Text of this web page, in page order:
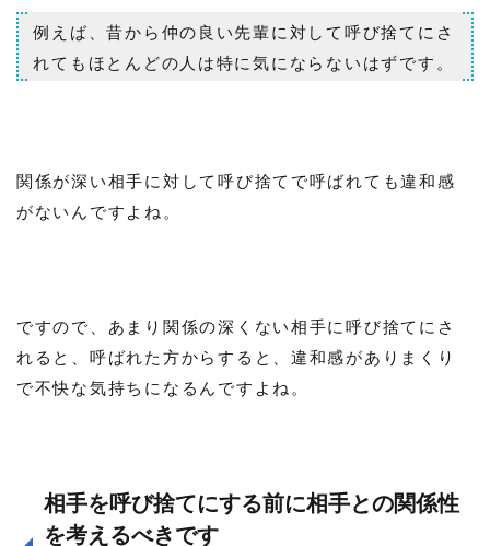
例えば、昔から仲の良い先輩に対して呼び捨てにさ
れてもほとんどの人は特に気にならないはずです。
関係が深い相手に対して呼び捨てで呼ばれても違和感
がないんですよね。
ですので、あまり関係の深くない相手に呼び捨てにさ
れると、呼ばれた方からすると、違和感がありまくり
で不快な気持ちになるんですよね。
相手を呼び捨てにする前に相手との関係性
を考えるべきです